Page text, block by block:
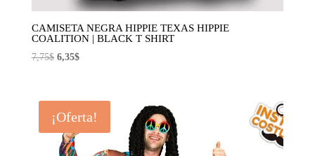
CAMISETA NEGRA HIPPIE TEXAS HIPPIE
COALITION | BLACK T SHIRT
7,75$ El
7,75$.
6,35$El
6,35$.
¡Oferta!